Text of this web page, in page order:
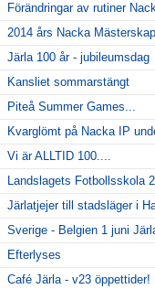
Förändringar av rutiner
2014 års Nacka Mästerskap
Järla 100 år - jubileumsdag
Kansliet sommarstängt
Piteå Summer Games...
Kvarglömt på Nacka IP
Vi är ALLTID 100....
Landslagets Fotbollsskola
Järlatjejer till stadsläger i
Sverige - Belgien 1 juni
Efterlyses
Café Järla - v23 öppettider!